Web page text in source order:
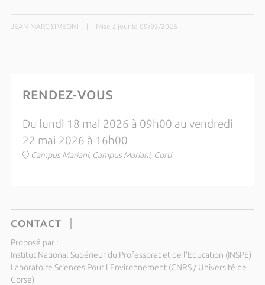
JEAN-MARC SIMEONI Mise à jour le 09/03/2026
RENDEZ-VOUS
Du lundi 18 mai 2026 à 09h00 au vendredi
22 mai 2026 à 16h00
Campus Mariani, Campus Mariani, Corti
CONTACT
Proposé par :
Institut National Supérieur du Professorat et de l'Education (INSPE)
Laboratoire Sciences Pour l'Environnement (CNRS / Université de
Corse)